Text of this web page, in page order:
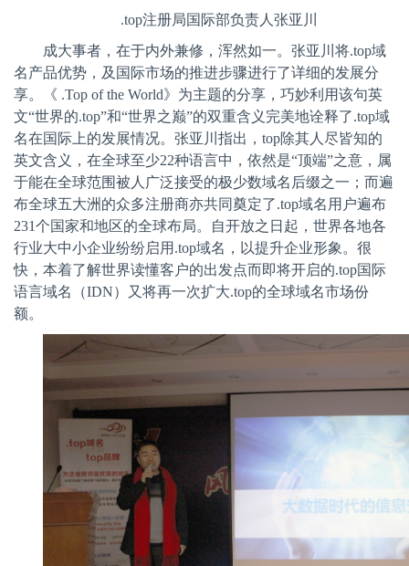
.top注册局国际部负责人张亚川
成大事者，在于内外兼修，浑然如一。张亚川将.top域
名产品优势，及国际市场的推进步骤进行了详细的发展分
享。《 .Top of the World》为主题的分享，巧妙利用该句英
文“世界的.top”和“世界之巅”的双重含义完美地诠释了.top域
名在国际上的发展情况。张亚川指出， top除其人尽皆知的
英文含义，在全球至少22种语言中，依然是“顶端”之意，属
于能在全球范围被人广泛接受的极少数域名后缀之一；而遍
布全球五大洲的众多注册商亦共同奠定了.top域名用户遍布
231个国家和地区的全球布局。自开放之日起，世界各地各
行业大中小企业纷纷启用 .top域名，以提升企业形象。很
快，本着了解世界读懂客户的出发点而即将开启的.top国际
语言域名（IDN）又将再一次扩大.top的全球域名市场份
额。